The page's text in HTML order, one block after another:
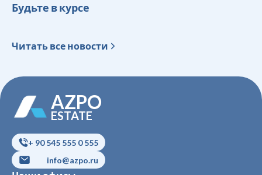
Будьте в курсе
Читать все новости
AZPO
ESTATE
+ 90 545 555 0 555
info@azpo.ru